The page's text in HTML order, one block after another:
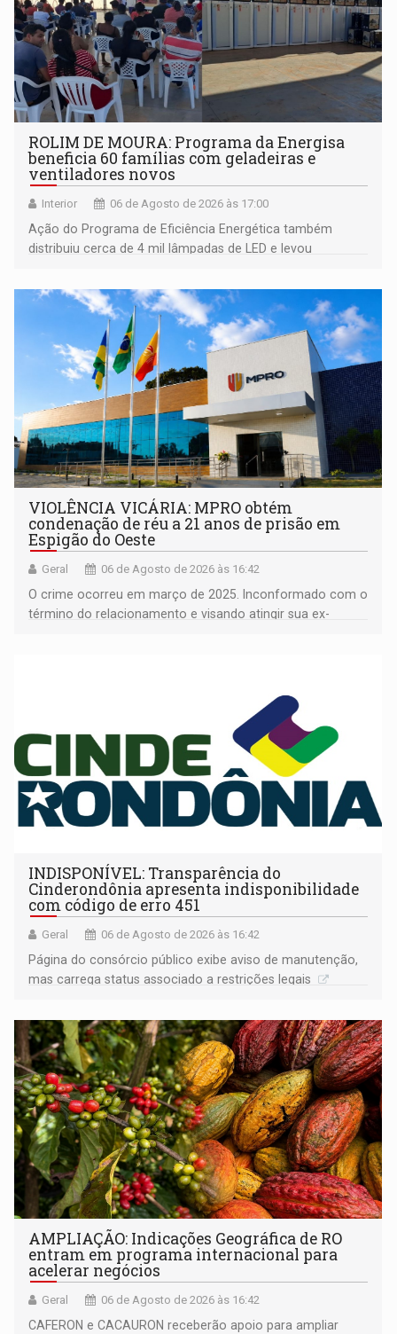
ROLIM DE MOURA: Programa da Energisa
beneficia 60 famílias com geladeiras e
ventiladores novos
Interior 06 de Agosto de 2026 às 17:00
Ação do Programa de Eficiência Energética também
distribuiu cerca de 4 mil lâmpadas de LED e levou
comunidade
VIOLÊNCIA VICÁRIA: MPRO obtém
condenação de réu a 21 anos de prisão em
Espigão do Oeste
Geral 06 de Agosto de 2026 às 16:42
O crime ocorreu em março de 2025. Inconformado com o
término do relacionamento e visando atingir sua ex-
INDISPONÍVEL: Transparência do
Cinderondônia apresenta indisponibilidade
com código de erro 451
Geral 06 de Agosto de 2026 às 16:42
Página do consórcio público exibe aviso de manutenção,
mas carrega status associado a restrições legais
AMPLIAÇÃO: Indicações Geográfica de RO
entram em programa internacional para
acelerar negócios
Geral 06 de Agosto de 2026 às 16:42
CAFERON e CACAURON receberão apoio para ampliar